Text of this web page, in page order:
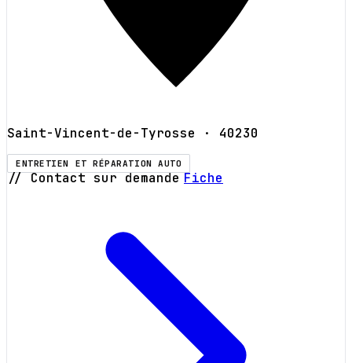
Saint-Vincent-de-Tyrosse · 40230
ENTRETIEN ET RÉPARATION AUTO
// Contact sur demande Fiche